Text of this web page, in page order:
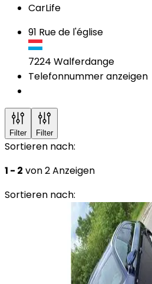
CarLife
91 Rue de l'église
7224 Walferdange
Telefonnummer anzeigen
Filter Filter
Sortieren nach:
1 - 2 von 2 Anzeigen
Sortieren nach: